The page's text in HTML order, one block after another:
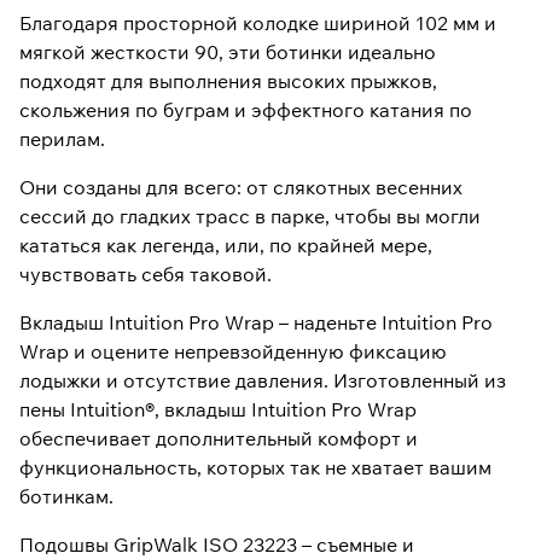
Благодаря просторной колодке шириной 102 мм и
мягкой жесткости 90, эти ботинки идеально
подходят для выполнения высоких прыжков,
скольжения по буграм и эффектного катания по
перилам.
Они созданы для всего: от слякотных весенних
сессий до гладких трасс в парке, чтобы вы могли
кататься как легенда, или, по крайней мере,
чувствовать себя таковой.
Вкладыш Intuition Pro Wrap – наденьте Intuition Pro
Wrap и оцените непревзойденную фиксацию
лодыжки и отсутствие давления. Изготовленный из
пены Intuition®, вкладыш Intuition Pro Wrap
обеспечивает дополнительный комфорт и
функциональность, которых так не хватает вашим
ботинкам.
Подошвы GripWalk ISO 23223 – съемные и